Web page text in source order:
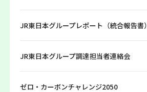
JR東日本グループレポート（統合報告書）
JR東日本グループ調達担当者連絡会
ゼロ・カーボンチャレンジ2050